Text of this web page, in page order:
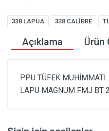
338 LAPUA 338 CALİBRE
Açıklama Ürün
PPU TÜFEK MUHİMMATI
LAPU MAGNUM FMJ BT